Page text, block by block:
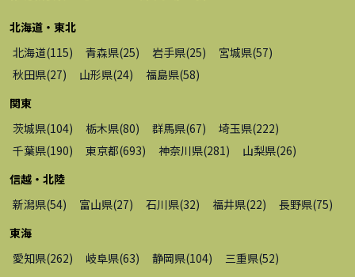
北海道・東北
北海道(115) 青森県(25) 岩手県(25) 宮城県(57)
秋田県(27) 山形県(24) 福島県(58)
関東
茨城県(104) 栃木県(80) 群馬県(67) 埼玉県(222)
千葉県(190) 東京都(693) 神奈川県(281 ) 山梨県(26)
信越・北陸
新潟県(54) 富山県(27) 石川県(32) 福井県(22) 長野県(75)
東海
愛知県(262) 岐阜県(63) 静岡県(104) 三重県(52)